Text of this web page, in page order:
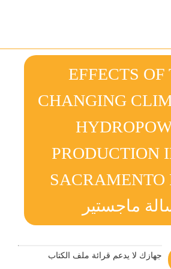
EFFECTS OF
CHANGING
PRODUCTION
SACRAMENTO
ماجستير
جهازك لا يدعم قرائة ملف الكتاب